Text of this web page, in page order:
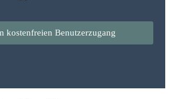
kostenfreien Benutzerzugang